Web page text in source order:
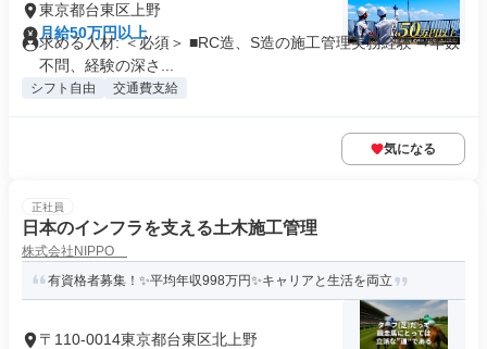
東京都台東区上野
月給50万円以上
求める人材: ＜必須＞ ■RC造、S造の施工管理実務経験 ➡年数
不問、経験の深さ...
シフト自由 交通費支給
気になる
正社員
日本のインフラを支える土木施工管理
株式会社NIPPO
有資格者募集！✨平均年収998万円✨キャリアと生活を両立
〒110-0014東京都台東区北上野